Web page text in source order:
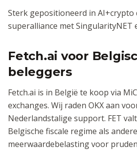
Sterk gepositioneerd in AI+crypto
superalliance met SingularityNET
Fetch.ai voor
beleggers
Fetch.ai is in België te koop via
exchanges. Wij raden OKX aan
Nederlandstalige support. FET
Belgische fiscale regime als
meerwaardebelasting voor